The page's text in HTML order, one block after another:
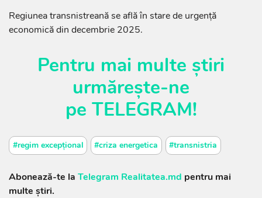
Regiunea transnistreană se află în stare de urgență
economică din decembrie 2025.
Pentru mai multe știri
urmărește-ne
pe TELEGRAM!
#regim excepțional #criza energetica #transnistria
Abonează-te la Telegram Realitatea.md pentru mai
multe știri.